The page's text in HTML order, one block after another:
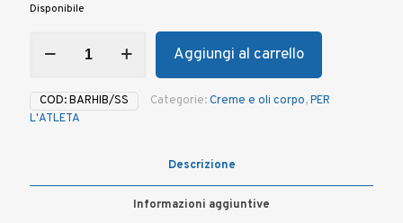
Disponibile
protettiva
HIBROS
150
ml
Aggiungi al carrello
COD:BARHIB/SS Categorie:Creme e oli corpo,PER
L'ATLETA
Descrizione
Informazioni aggiuntive